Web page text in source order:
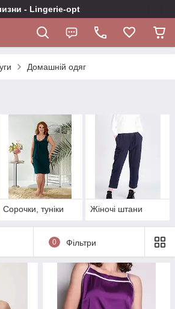
- Lingerie-opt
Домашній одяг
Сорочки, туніки Жіночі штани
0 Фільтри